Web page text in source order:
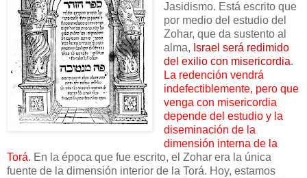
Jasidismo. Está escrito que
por medio del estudio del
Zohar, que da sustento al
alma, Israel será redimido
del exilio con misericordia.
La redención vendrá
indefectiblemente, pero que
venga con misericordia
depende del estudio y la
diseminación de la
dimensión interna de la
Torá. En la época que fue escrito, el Zohar era la única
fuente de la dimensión interior de la Torá. Hoy, estamos